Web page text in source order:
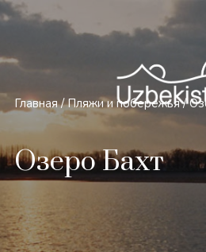
Безопасность и особенности
Главная / Пляжи и побережья /
Озеро Бахт